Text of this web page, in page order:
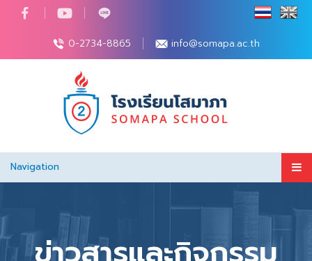
0-2734-8865 info@somapa.ac.th
Navigation